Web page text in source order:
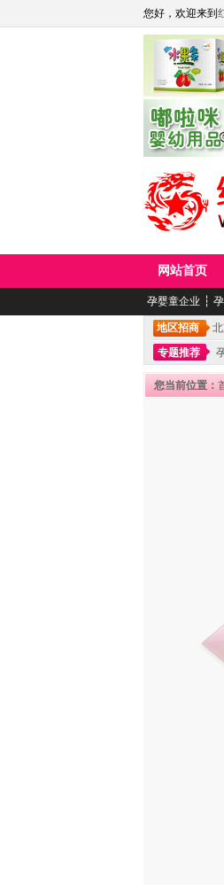
您好，欢迎来到
江西麦嘟嘟食
青岛嘟啦咪婴幼
网站首页
孕婴童企业 ┆
地区招商
专题推荐
您当前位置：